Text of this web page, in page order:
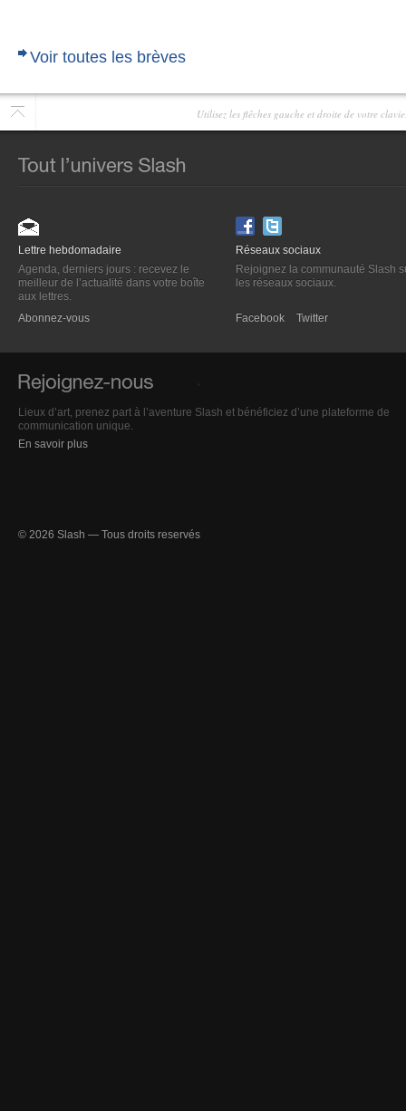
Voir toutes les brèves
Utilisez les flêches gauche et droite de votre
Lettre hebdomadaire
Agenda, derniers jours : recevez le
meilleur de l’actualité dans votre boîte
aux lettres.
Abonnez-vous
Réseaux sociaux
Rejoignez la communauté Slash
les réseaux sociaux.
Facebook Twitter
Lieux d’art, prenez part à l’aventure Slash et bénéficiez d’une plateforme de
communication unique.
En savoir plus
© 2026 Slash — Tous droits reservés